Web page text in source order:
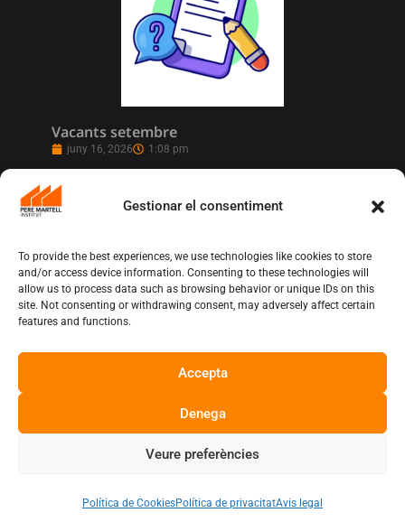
Gestionar el consentiment
To provide the best experiences, we use technologies like cookies to store
and/or access device information. Consenting to these technologies will
allow us to process data such as browsing behavior or unique IDs on this
site. Not consenting or withdrawing consent, may adversely affect certain
features and functions.
Accepta
Denega
Veure preferències
Política de CookiesPolítica de privacitatAvis legal
Vacants setembre
juny 16, 2026 1:08 pm
L’Institut Pere Martell executa un projecte
10:13 am
Copyright © Institut Pere Martell